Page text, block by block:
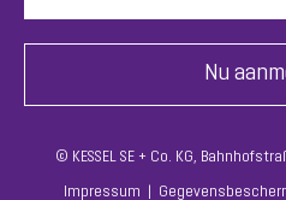
© KESSEL SE + Co. KG,
Impressum